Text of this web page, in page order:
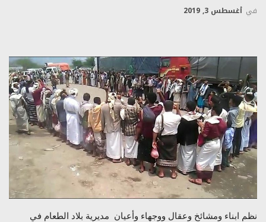
في أغسطس 3, 2019
نظم ابناء ومشائخ وعقال ووجهاء وأعيان مديرية بلاد الطعام في